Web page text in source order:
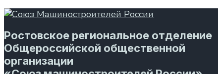
Ростовское региональное отделение
Общероссийской общественной
организации